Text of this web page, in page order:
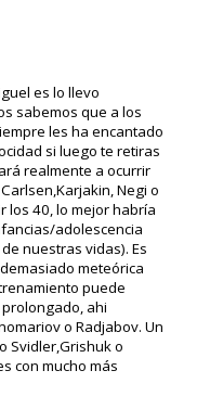
es lo llevo
sabemos que a los
les ha encantado
si luego te retiras
realmente a ocurrir
Negi o
los 40, lo mejor habría
adolescencia
nuestras vidas). Es
meteórica
puede
ahi
o Radjabov. Un
Svidler,Grishuk o
con mucho más